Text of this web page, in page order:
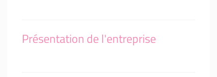
Présentation de l'entreprise